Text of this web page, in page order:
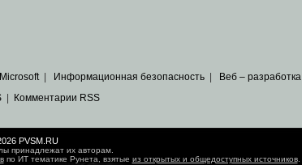
Microsoft| Информационная безопасность
Веб – разработка
| Комментарии RSS
PVSM.RU
принадлежат их авторам.
по ИТ тематике Рунета, взятые из открытых и общедоступных источников.